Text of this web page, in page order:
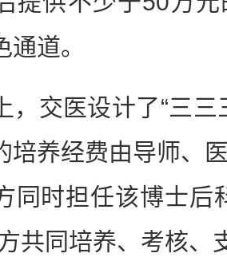
道。
交医设计了“三三
培养经费由导师、
同时担任该博士后
共同培养、考核、